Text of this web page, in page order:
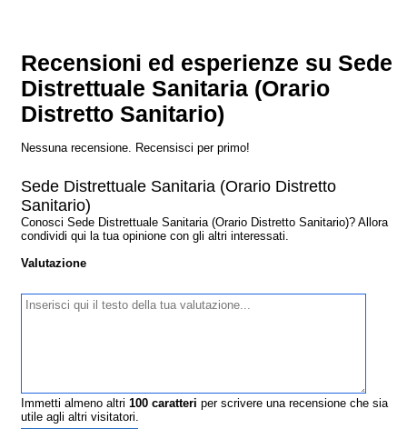
Recensioni ed esperienze su Sede
Distrettuale Sanitaria (Orario
Distretto Sanitario)
Nessuna recensione. Recensisci per primo!
Sede Distrettuale Sanitaria (Orario Distretto
Sanitario)
Conosci Sede Distrettuale Sanitaria (Orario Distretto Sanitario)? Allora
condividi qui la tua opinione con gli altri interessati.
Valutazione
Immetti almeno altri100 caratteri per scrivere una recensione che sia
utile agli altri visitatori.